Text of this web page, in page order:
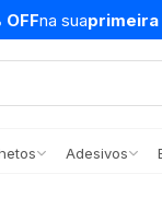
OFFna sua
Adesivos